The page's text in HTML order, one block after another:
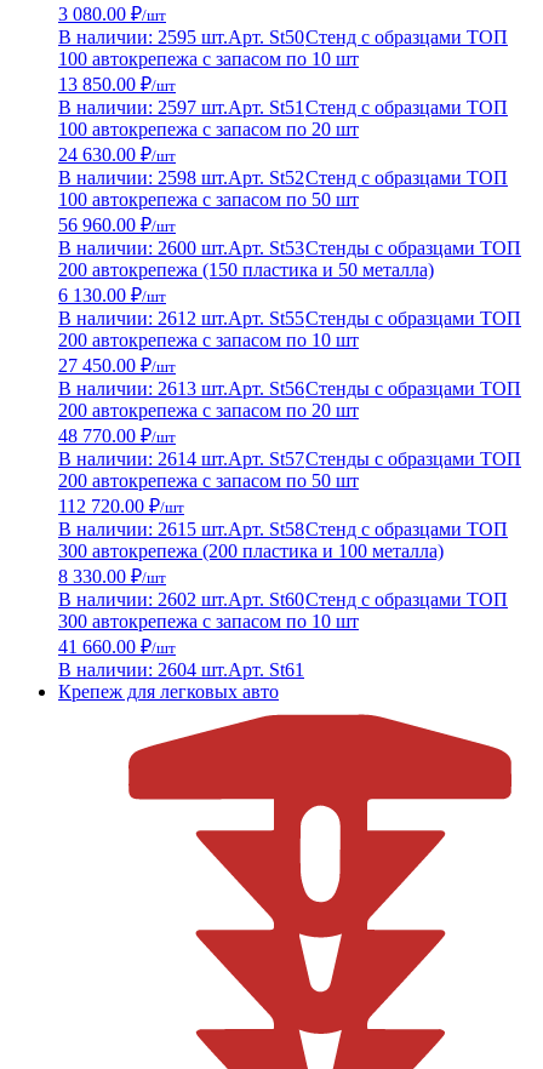
3 080.00 ₽/шт
В наличии: 2595 шт.Арт. St50Стенд с образцами ТОП
100 автокрепежа с запасом по 10 шт
13 850.00 ₽/шт
В наличии: 2597 шт.Арт. St51 Стенд с образцами ТОП
100 автокрепежа с запасом по 20 шт
24 630.00 ₽/шт
В наличии: 2598 шт.Арт. St52Стенд с образцами ТОП
100 автокрепежа с запасом по 50 шт
56 960.00 ₽/шт
В наличии: 2600 шт.Арт. St53Стенды с образцами ТОП
200 автокрепежа (150 пластика и 50 металла)
6 130.00 ₽/шт
В наличии: 2612 шт.Арт. St55Стенды с образцами ТОП
200 автокрепежа с запасом по 10 шт
27 450.00 ₽/шт
В наличии: 2613 шт.Арт. St56Стенды с образцами ТОП
200 автокрепежа с запасом по 20 шт
48 770.00 ₽/шт
В наличии: 2614 шт.Арт. St57Стенды с образцами ТОП
200 автокрепежа с запасом по 50 шт
112 720.00 ₽/шт
В наличии: 2615 шт.Арт. St58Стенд с образцами ТОП
300 автокрепежа (200 пластика и 100 металла)
8 330.00 ₽/шт
В наличии: 2602 шт.Арт. St60Стенд с образцами ТОП
300 автокрепежа с запасом по 10 шт
41 660.00 ₽/шт
В наличии: 2604 шт.Арт. St61
Крепеж для легковых авто